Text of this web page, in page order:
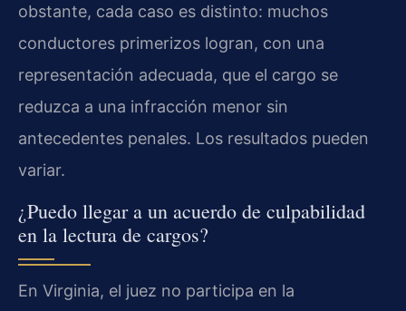
obstante, cada caso es distinto: muchos
conductores primerizos logran, con una
representación adecuada, que el cargo se
reduzca a una infracción menor sin
antecedentes penales. Los resultados pueden
variar.
¿Puedo llegar a un acuerdo de culpabilidad
en la lectura de cargos?
En Virginia, el juez no participa en la